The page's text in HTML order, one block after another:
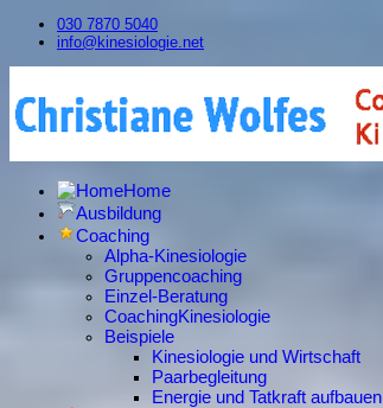
030 7870 5040
info@kinesiologie.net
Home
Ausbildung
Coaching
Alpha-Kinesiologie
Gruppencoaching
Einzel-Beratung
CoachingKinesiologie
Beispiele
Kinesiologie und Wirtschaft
Paarbegleitung
Energie und Tatkraft aufbauen